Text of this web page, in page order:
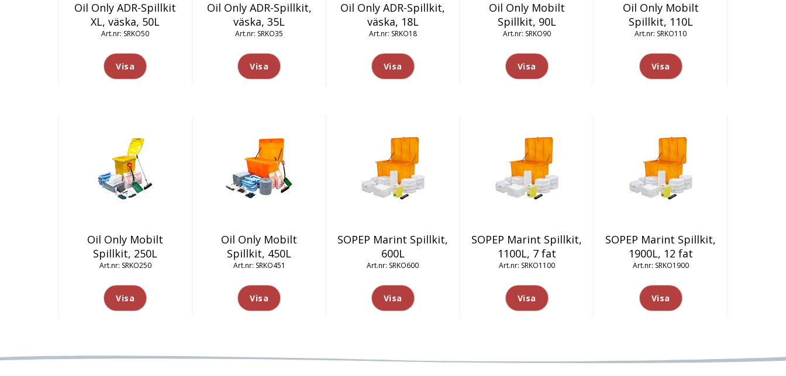
Oil Only ADR-Spillkit
XL, väska, 50L
SRKO50
Visa
Oil Only ADR-Spillkit,
väska, 35L
SRKO35
Visa
Oil Only ADR-Spillkit,
väska, 18L
SRKO18
Visa
Oil Only Mobilt
Spillkit, 90L
SRKO90
Visa
Oil Only Mobilt
Spillkit, 110L
SRKO110
Visa
Oil Only Mobilt
Spillkit, 250L
SRKO250
Visa
Oil Only Mobilt
Spillkit, 450L
SRKO451
Visa
SOPEP Marint Spillkit,
600L
SRKO600
Visa
SOPEP Marint Spillkit,
1100L, 7 fat
SRKO1100
Visa
SOPEP Marint Spillkit,
1900L, 12 fat
SRKO1900
Visa